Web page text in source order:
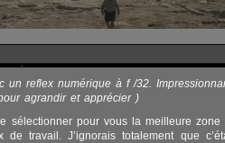
un reflex numérique à f /32.
agrandir et apprécier )
sélectionner pour vous la meilleure zone
travail. J’ignorais totalement que